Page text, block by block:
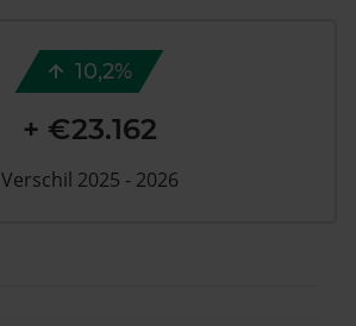
10,2%
+ €23.162
Verschil 2025 - 2026